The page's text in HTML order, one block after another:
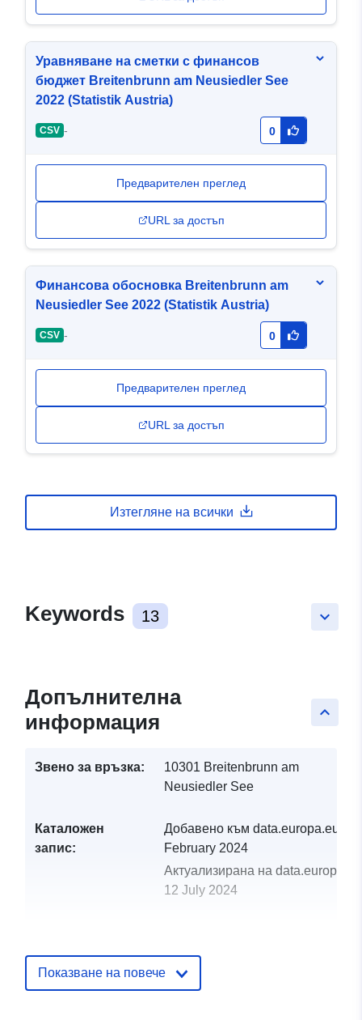
Уравняване на сметки с финансов
бюджет Breitenbrunn am Neusiedler See
2022 (Statistik Austria)
CSV - 0
Предварителен преглед
URL за достъп
Финансова обосновка Breitenbrunn am
Neusiedler See 2022 (Statistik Austria)
CSV - 0
Предварителен преглед
URL за достъп
Изтегляне на всички
keyboard_arrow_down
Keywords 13
keyboard_arrow_up
Допълнителна
информация
Звено за връзка:
10301 Breitenbrunn am
Neusiedler See
Каталожен
запис:
Добавено към data.europa.eu:
February 2024
Актуализирана на
12 July 2024
Показване на повече